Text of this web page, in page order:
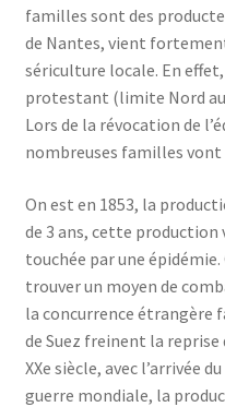
familles sont des
de Nantes, vient
sériculture locale. En effet,
protestant (limite Nord
Lors de la révocation de
nombreuses familles vont
On est en 1853, la
de 3 ans, cette
touchée par une
trouver un moyen de
la concurrence étrangère
de Suez freinent la
XXe siècle, avec l’arrivée
guerre mondiale, la